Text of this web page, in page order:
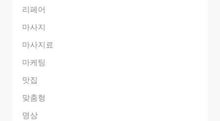
리페어
마사지
마사지료
마케팅
맛집
맞춤형
명상